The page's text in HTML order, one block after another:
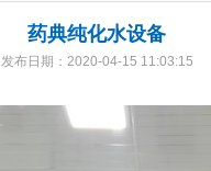
药典纯化水设备
发布日期：2020-04-15 11:03:15